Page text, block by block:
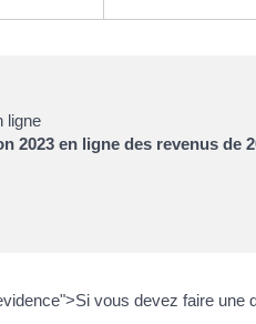
ligne
2023 en ligne des revenus de
vous devez faire une